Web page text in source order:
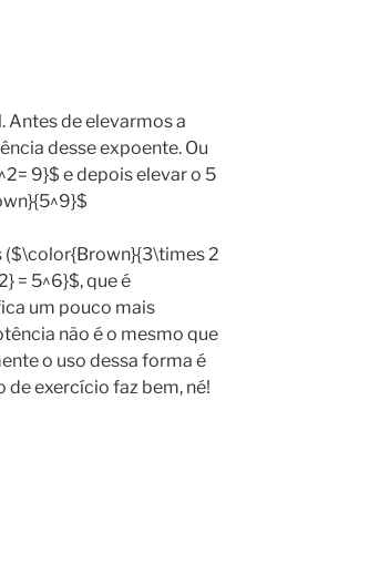
Antes de elevarmos a
desse expoente. Ou
9}$ e depois elevar o 5
($\color{Brown}{3\times 2
= 5^6}$, que é
um pouco mais
não é o mesmo que
o uso dessa forma é
de exercício faz bem, né!